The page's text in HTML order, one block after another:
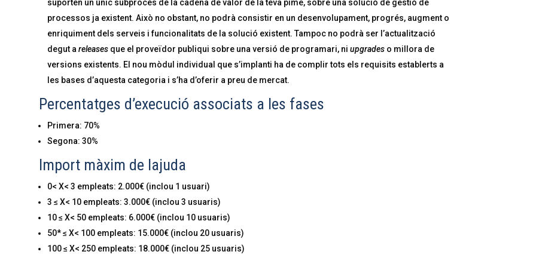
suporten un únic subprocés de la cadena de valor de la teva pime, sobre una solució de gestió de
processos ja existent. Això no obstant, no podrà consistir en un desenvolupament, progrés, augment o
enriquiment dels serveis i funcionalitats de la solució existent. Tampoc no podrà ser l’actualització
degut a releasesque el proveïdor publiqui sobre una versió de programari, ni upgradeso millora de
versions existents. El nou mòdul individual que s’implanti ha de complir tots els requisits establerts a
les bases d’aquesta categoria i s’ha d’oferir a preu de mercat.
Percentatges d’execució associats a les fases
Primera: 70%
Segona: 30%
Import màxim de lajuda
0< X< 3 empleats: 2.000€ (inclou 1 usuari)
3 ≤ X< 10 empleats: 3.000€ (inclou 3 usuaris)
10 ≤ X< 50 empleats: 6.000€ (inclou 10 usuaris)
50* ≤ X< 100 empleats: 15.000€ (inclou 20 usuaris)
100 ≤ X< 250 empleats: 18.000€ (inclou 25 usuaris)